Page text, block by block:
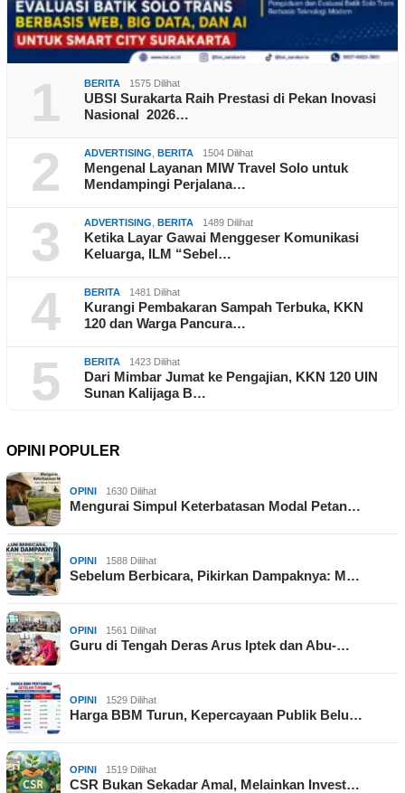
1 BERITA 1575 Dilihat
UBSI Surakarta Raih Prestasi di Pekan Inovasi
Nasional 2026…
2 ADVERTISING BERITA 1504 Dilihat
Mengenal Layanan MIW Travel Solo untuk
Mendampingi Perjalana…
3 ADVERTISING BERITA 1489 Dilihat
Ketika Layar Gawai Menggeser Komunikasi
Keluarga, ILM “Sebel…
4 BERITA 1481 Dilihat
Kurangi Pembakaran Sampah Terbuka, KKN
120 dan Warga Pancura…
5 BERITA 1423 Dilihat
Dari Mimbar Jumat ke Pengajian, KKN 120 UIN
Sunan Kalijaga B…
OPINI POPULER
OPINI 1630 Dilihat
Mengurai Simpul Keterbatasan Modal Petan…
OPINI 1588 Dilihat
Sebelum Berbicara, Pikirkan Dampaknya: M…
OPINI 1561 Dilihat
Guru di Tengah Deras Arus Iptek dan Abu-…
OPINI 1529 Dilihat
Harga BBM Turun, Kepercayaan Publik Belu…
OPINI 1519 Dilihat
CSR Bukan Sekadar Amal, Melainkan Invest…